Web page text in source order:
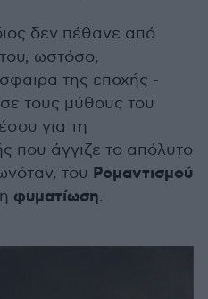
δεν πέθανε από
ωστόσο,
της εποχής -
τους μύθους του
για τη
που άγγιζε το απόλυτο
του Ρομαντισμού
φυματίωση.